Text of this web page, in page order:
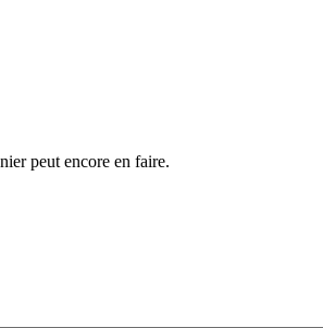
peut encore en faire.